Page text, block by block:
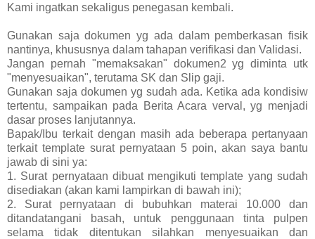
Kami ingatkan sekaligus penegasan kembali.
Gunakan saja dokumen yg ada dalam pemberkasan fisik
nantinya, khususnya dalam tahapan verifikasi dan Validasi.
Jangan pernah "memaksakan" dokumen2 yg diminta utk
"menyesuaikan", terutama SK dan Slip gaji.
Gunakan saja dokumen yg sudah ada. Ketika ada kondisiw
tertentu, sampaikan pada Berita Acara verval, yg menjadi
dasar proses lanjutannya.
Bapak/Ibu terkait dengan masih ada beberapa pertanyaan
terkait template surat pernyataan 5 poin, akan saya bantu
jawab di sini ya:
1. Surat pernyataan dibuat mengikuti template yang sudah
disediakan (akan kami lampirkan di bawah ini);
2. Surat pernyataan di bubuhkan materai 10.000 dan
ditandatangani basah, untuk penggunaan tinta pulpen
selama tidak ditentukan silahkan menyesuaikan dan